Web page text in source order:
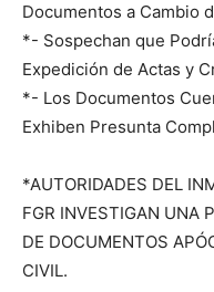
Documentos a Cambio
*- Sospechan que
Expedición de Actas y
*- Los Documentos
Exhiben Presunta
*AUTORIDADES DEL
FGR INVESTIGAN UNA
DE DOCUMENTOS
CIVIL.